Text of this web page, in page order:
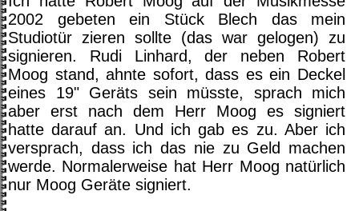
2002 gebeten ein Stück Blech das mein
Studiotür zieren sollte (das war gelogen) zu
signieren. Rudi Linhard, der neben Robert
Moog stand, ahnte sofort, dass es ein Deckel
eines 19" Geräts sein müsste, sprach mich
aber erst nach dem Herr Moog es signiert
hatte darauf an. Und ich gab es zu. Aber ich
versprach, dass ich das nie zu Geld machen
werde. Normalerweise hat Herr Moog natürlich
nur Moog Geräte signiert.